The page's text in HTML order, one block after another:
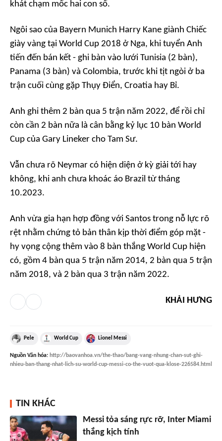
khát chạm mốc hai con số.
Ngôi sao của Bayern Munich Harry Kane giành Chiếc
giày vàng tại World Cup 2018 ở Nga, khi tuyển Anh
tiến đến bán kết - ghi bàn vào lưới Tunisia (2 bàn),
Panama (3 bàn) và Colombia, trước khi tịt ngòi ở ba
trận cuối cùng gặp Thụy Điển, Croatia hay Bỉ.
Anh ghi thêm 2 bàn qua 5 trận năm 2022, để rồi chỉ
còn cần 2 bàn nữa là cân bằng kỷ lục 10 bàn World
Cup của Gary Lineker cho Tam Sư.
Vẫn chưa rõ Neymar có hiện diện ở kỳ giải tới hay
không, khi anh chưa khoác áo Brazil từ tháng
10.2023.
Anh vừa gia hạn hợp đồng với Santos trong nỗ lực rõ
rệt nhằm chứng tỏ bản thân kịp thời điểm góp mặt -
hy vọng cộng thêm vào 8 bàn thắng World Cup hiện
có, gồm 4 bàn qua 5 trận năm 2014, 2 bàn qua 5 trận
năm 2018, và 2 bàn qua 3 trận năm 2022.
KHẢI HƯNG
Pele World Cup Lionel Messi
Nguồn Văn hóa: http://baovanhoa.vn/the-thao/bang-vang-nhung-chan-sut-ghi-
nhieu-ban-thang-nhat-lich-su-world-cup-messi-co-the-vuot-qua-klose-226584.html
TIN KHÁC
Messi tỏa sáng rực rỡ, Inter Miami
thắng kịch tính